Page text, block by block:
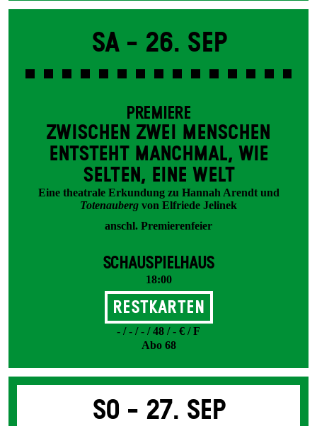
Sa - 26. Sep
PREMIERE
ZWISCHEN ZWEI MENSCHEN
ENT­STEHT MANCH­MAL, WIE
SELTEN, EINE WELT
Eine theatrale Erkundung zu Hannah Arendt und
Totenauberg von Elfriede Jelinek
anschl. Premierenfeier
SCHAUSPIELHAUS
18:00
Restkarten
- / - / - / 48 / - € / F
Abo 68
So - 27. Sep